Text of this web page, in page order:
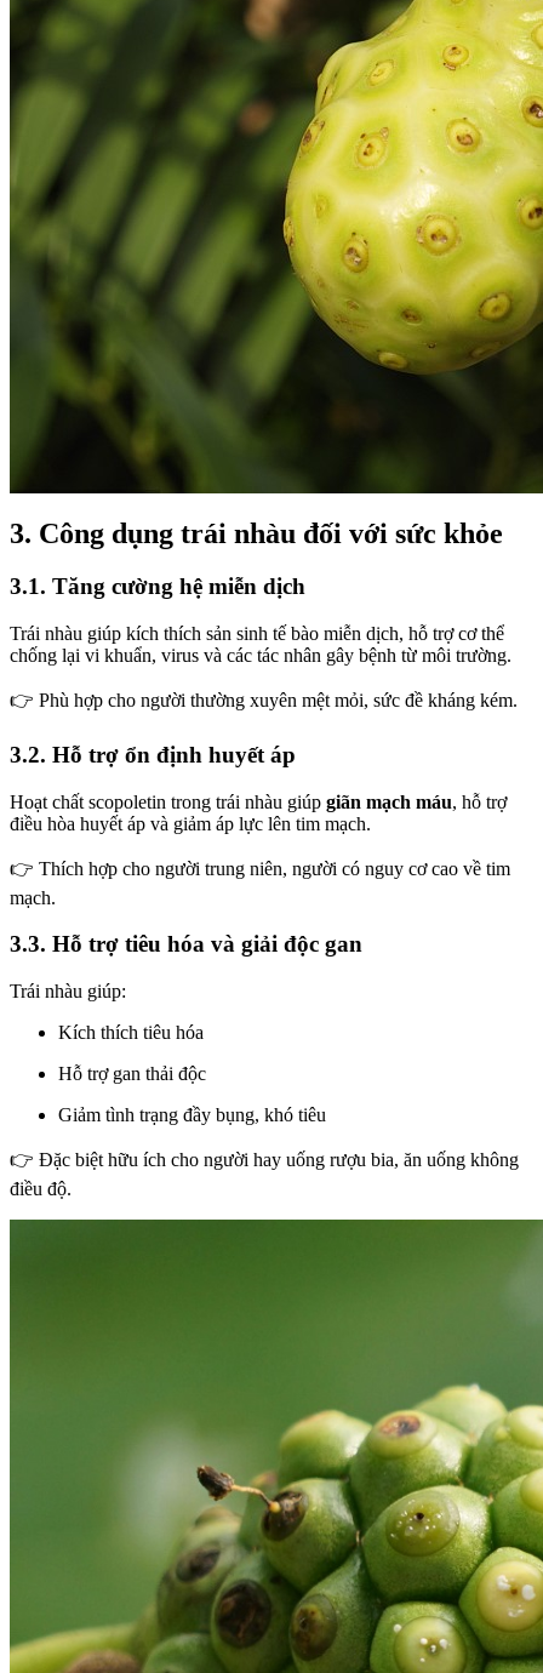
3. Công dụng trái nhàu đối với sức khỏe
3.1. Tăng cường hệ miễn dịch
Trái nhàu giúp kích thích sản sinh tế bào miễn dịch, hỗ trợ cơ thể
chống lại vi khuẩn, virus và các tác nhân gây bệnh từ môi trường.
👉 Phù hợp cho người thường xuyên mệt mỏi, sức đề kháng kém.
3.2. Hỗ trợ ổn định huyết áp
Hoạt chất scopoletin trong trái nhàu giúp giãn mạch máu, hỗ trợ
điều hòa huyết áp và giảm áp lực lên tim mạch.
👉 Thích hợp cho người trung niên, người có nguy cơ cao về tim
mạch.
3.3. Hỗ trợ tiêu hóa và giải độc gan
Trái nhàu giúp:
Kích thích tiêu hóa
Hỗ trợ gan thải độc
Giảm tình trạng đầy bụng, khó tiêu
👉 Đặc biệt hữu ích cho người hay uống rượu bia, ăn uống không
điều độ.